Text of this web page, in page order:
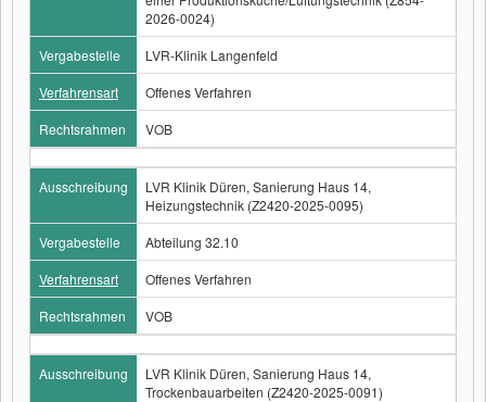
2026-0024)
Vergabestelle
LVR-Klinik Langenfeld
Verfahrensart
Offenes Verfahren
Rechtsrahmen
VOB
Ausschreibung
LVR Klinik Düren, Sanierung Haus 14,
Heizungstechnik (Z2420-2025-0095)
Vergabestelle
Abteilung 32.10
Verfahrensart
Offenes Verfahren
Rechtsrahmen
VOB
Ausschreibung
LVR Klinik Düren, Sanierung Haus 14,
Trockenbauarbeiten (Z2420-2025-0091)